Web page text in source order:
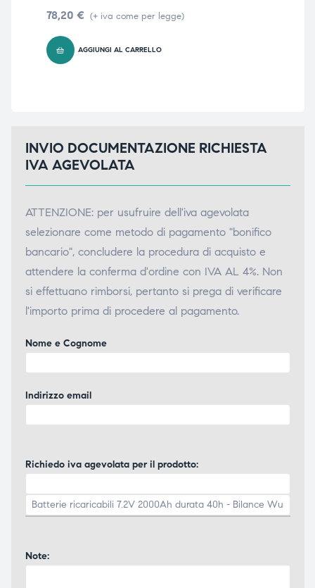
78,20 € (+ iva come per legge)
AGGIUNGI AL CARRELLO
INVIO DOCUMENTAZIONE RICHIESTA
IVA AGEVOLATA
ATTENZIONE: per usufruire dell'iva agevolata
selezionare come metodo di pagamento "bonifico
bancario", concludere la procedura di acquisto e
attendere la conferma d'ordine con IVA AL 4%. Non
si effettuano rimborsi, pertanto si prega di verificare
l'importo prima di procedere al pagamento.
Nome e Cognome
Indirizzo email
Richiedo iva agevolata per il prodotto:
Note: